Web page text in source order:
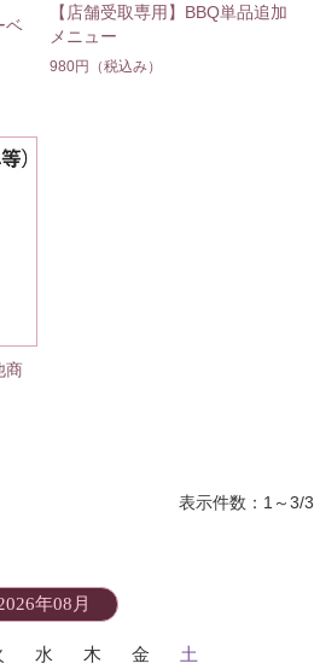
ベ
【店舗受取専用】BBQ単品追加
メニュー
980円 （税込み）
商
表示件数：1～3/3
年08月
水 木 金
土